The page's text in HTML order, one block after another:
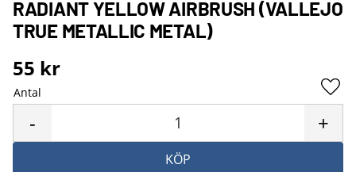
RADIANT YELLOW AIRBRUSH (VALLEJO
TRUE METALLIC METAL)
55 kr
Antal
+
-
KÖP